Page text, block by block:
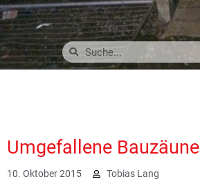
Umgefallene Bauzäune
10. Oktober 2015 Tobias Lang